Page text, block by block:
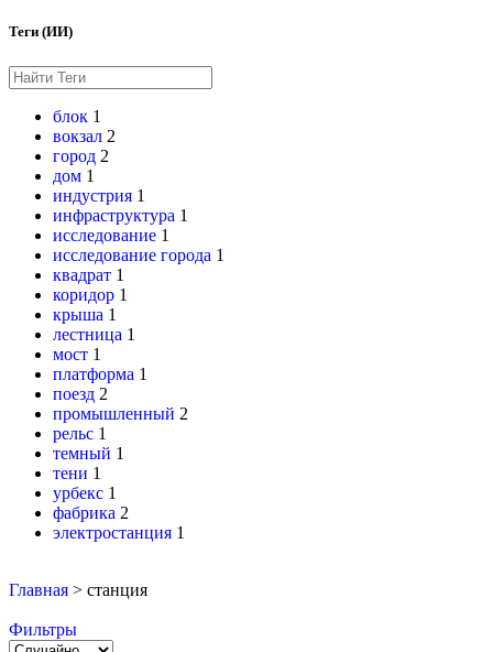
Теги (ИИ)
блок 1
вокзал 2
город 2
дом 1
индустрия 1
инфраструктура 1
исследование 1
исследование города 1
квадрат 1
коридор 1
крыша 1
лестница 1
мост 1
платформа 1
поезд 2
промышленный 2
рельс 1
темный 1
тени 1
урбекс 1
фабрика 2
электростанция 1
Главная > станция
Фильтры